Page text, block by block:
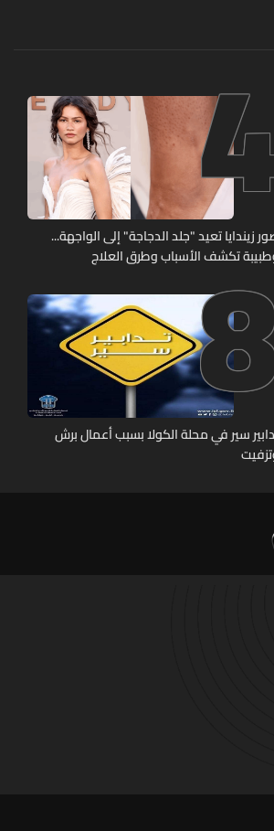
زيندايا تعيد "جلد الدجاجة" إلى الواجهة...
تكشف الأسباب وطرق العلاج
سير في محلة الكولا بسبب أعمال برش